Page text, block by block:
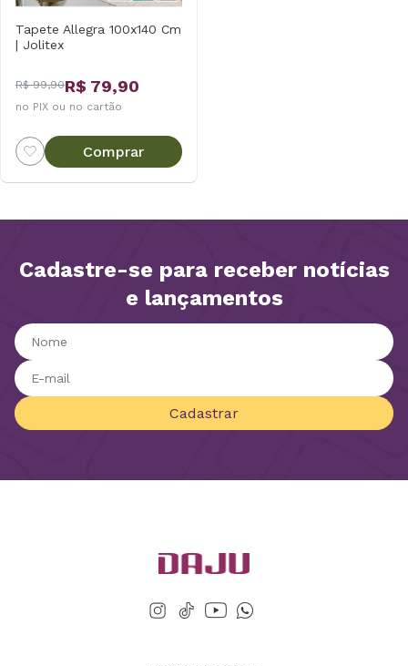
Tapete Allegra 100x140 Cm
| Jolitex
R$ 99,90R$ 79,90
no PIX ou no cartão
Comprar
Cadastre-se para receber notícias
e lançamentos
Cadastrar